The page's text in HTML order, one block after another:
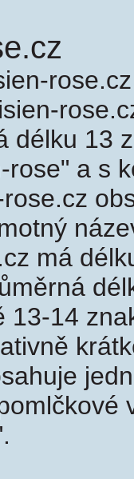
délku 13
rose" a s
má
13-14